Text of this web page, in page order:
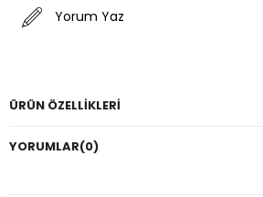
Yorum Yaz
ÜRÜN ÖZELLIKLERI
YORUMLAR(0)